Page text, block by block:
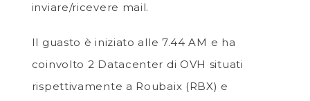
inviare/ricevere mail.
Il guasto è iniziato alle 7.44 AM e ha
coinvolto 2 Datacenter di OVH situati
rispettivamente a Roubaix (RBX) e